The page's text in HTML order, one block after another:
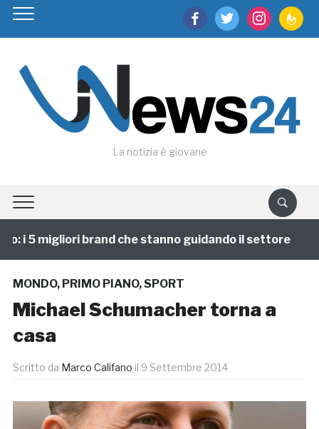
facebooktwitter instagram
La notizia è giovane
i 5 migliori brand che stanno guidando il settore
MONDO, PRIMO PIANO,SPORT
Michael Schumacher torna a
casa
Scritto da Marco Califano il 9 Settembre 2014